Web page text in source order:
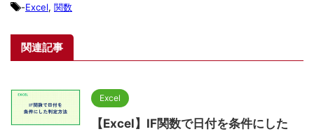
-Excel, 関数
関連記事
Excel
【Excel】IF関数で日付を条件にした